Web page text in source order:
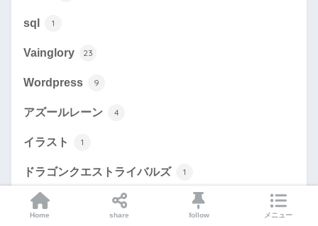
sql 1
Vainglory 23
Wordpress 9
アズールレーン 4
イラスト 1
ドラゴンクエストライバルズ 1
ネットワーク
Home share follow メニュー